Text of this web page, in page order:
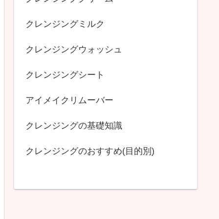
クレンジングミルク
クレンジングウォッシュ
クレンジングシート
アイメイクリムーバー
クレンジングの基礎知識
クレンジングのおすすめ(目的別)